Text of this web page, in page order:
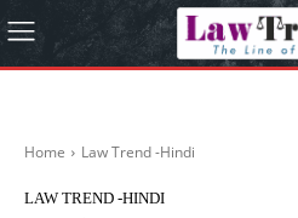
Home Law Trend -Hindi
LAW TREND -HINDI